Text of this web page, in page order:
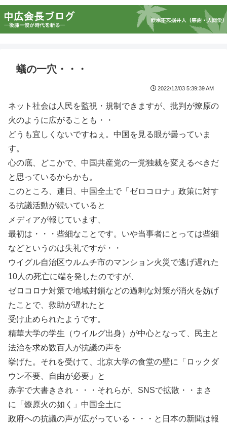
蟻の一穴・・・
2022/12/03 5:39:39 AM
ネット社会は人民を監視・規制できますが、批判が燎原の
火のように広がることも・・
どうも宜しくないですねぇ。中国を見る眼が曇っていま
す。
心の底、どこかで、中国共産党の一党独裁を変えるべきだ
と思っているからかも。
このところ、連日、中国全土で「ゼロコロナ」政策に対す
る抗議活動が続いていると
メディアが報じています、
最初は・・・些細なことです。いや当事者にとっては些細
などというのは失礼ですが・・
ウイグル自治区ウルムチ市のマンション火災で逃げ遅れた
10人の死亡に端を発したのですが、
ゼロコロナ対策で地域封鎖などの過剰な対策が消火を妨げ
たことで、救助が遅れたと
受け止められたようです。
精華大学の学生（ウイルグ出身）が中心となって、民主と
法治を求め数百人が抗議の声を
挙げた。それを受けて、北京大学の食堂の壁に「ロックダ
ウン不要、自由が必要」と
赤字で大書きされ・・・それらが、SNSで拡散・・まさ
に「燎原火の如く」中国全土に
政府への抗議の声が広がっている・・・と日本の新聞は報